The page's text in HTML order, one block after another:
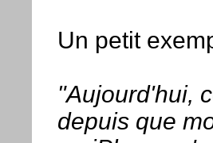
Un petit
"Aujourd'hui,
depuis que